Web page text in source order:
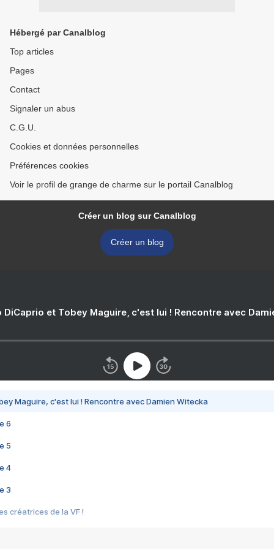
Hébergé par Canalblog
Top articles
Pages
Contact
Signaler un abus
C.G.U.
Cookies et données personnelles
Préférences cookies
Voir le profil de grange de charme sur le portail Canalblog
Créer un blog sur Canalblog
Créer un blog
DiCaprio et Tobey Maguire, c'est lui ! Rencontre avec
Maguire, c'est lui ! Rencontre avec Damien Witecka
6
5
4
3
créatrices de la VF !